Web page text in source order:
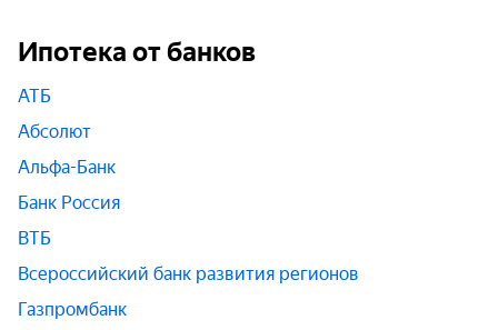
Ипотека от банков
АТБ
Абсолют
Альфа-Банк
Банк Россия
ВТБ
Всероссийский банк развития регионов
Газпромбанк